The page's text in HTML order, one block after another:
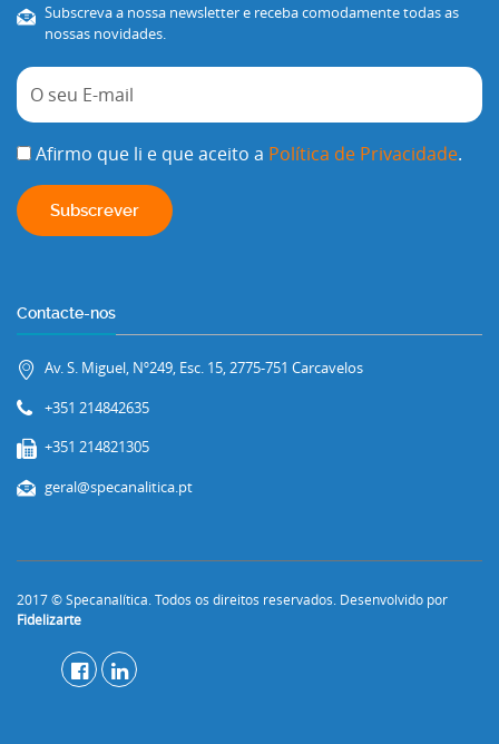
Subscreva a nossa newsletter e receba comodamente todas as
nossas novidades.
Afirmo que li e que aceito a Política de Privacidade.
Contacte-nos
Av. S. Miguel, Nº249, Esc. 15, 2775-751 Carcavelos
+351 214842635
+351 214821305
geral@specanalitica.pt
2017 © Specanalítica. Todos os direitos reservados. Desenvolvido por
Fidelizarte